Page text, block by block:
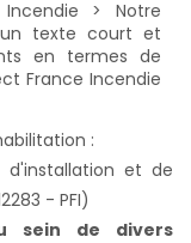
:
d'installation et de
- PFI)
sein de divers